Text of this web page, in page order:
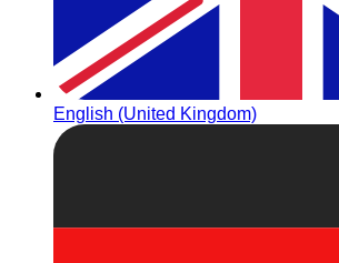
English (United Kingdom)